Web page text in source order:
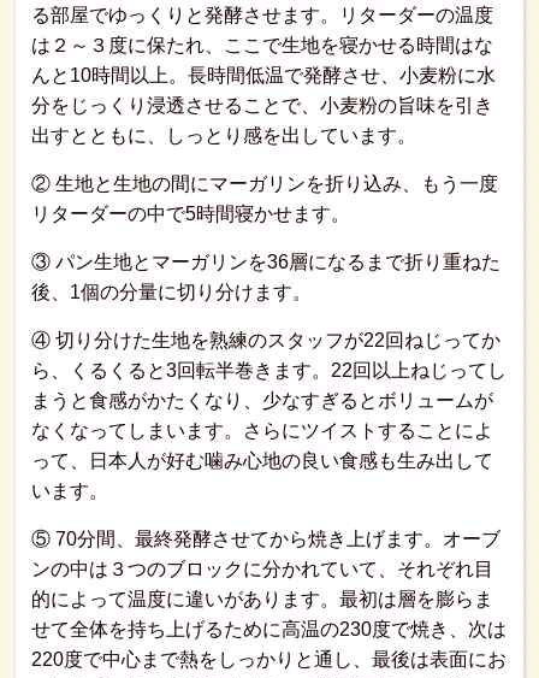
る部屋でゆっくりと発酵させます。リターダーの温度
は２～３度に保たれ、ここで生地を寝かせる時間はな
んと10時間以上。長時間低温で発酵させ、小麦粉に水
分をじっくり浸透させることで、小麦粉の旨味を引き
出すとともに、しっとり感を出しています。
② 生地と生地の間にマーガリンを折り込み、もう一度
リターダーの中で5時間寝かせます。
③ パン生地とマーガリンを36層になるまで折り重ねた
後、1個の分量に切り分けます。
④ 切り分けた生地を熟練のスタッフが22回ねじってか
ら、くるくると3回転半巻きます。22回以上ねじってし
まうと食感がかたくなり、少なすぎるとボリュームが
なくなってしまいます。さらにツイストすることによ
って、日本人が好む噛み心地の良い食感も生み出して
います。
⑤ 70分間、最終発酵させてから焼き上げます。オーブ
ンの中は３つのブロックに分かれていて、それぞれ目
的によって温度に違いがあります。最初は層を膨らま
せて全体を持ち上げるために高温の230度で焼き、次は
220度で中心まで熱をしっかりと通し、最後は表面にお